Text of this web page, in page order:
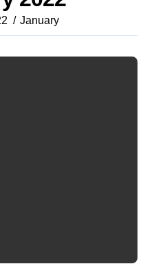
January